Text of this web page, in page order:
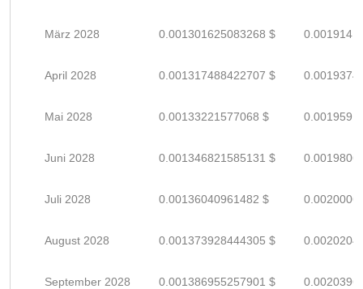
März 2028 0.001301625083268 $
April 2028 0.001317488422707 $
Mai 2028 0.00133221577068 $
Juni 2028 0.001346821585131 $
Juli 2028 0.00136040961482 $
August 2028 0.001373928444305 $
September 2028 0.001386955257901 $